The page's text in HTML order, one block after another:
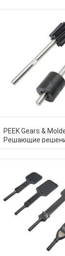
PEEK Gears &
Решающие
уменьшения